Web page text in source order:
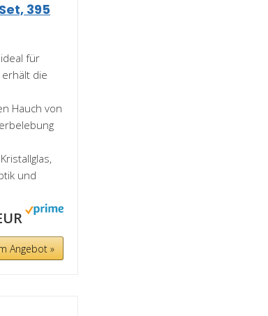
395
ideal für
die
Hauch von
und
Angebot »